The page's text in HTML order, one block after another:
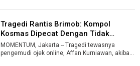
Tragedi Rantis Brimob: Kompol
Kosmas Dipecat Dengan Tidak
Hormat ...
MOMENTUM, Jakarta -- Tragedi tewasnya
pengemudi ojek online, Affan Kurniawan, akibat